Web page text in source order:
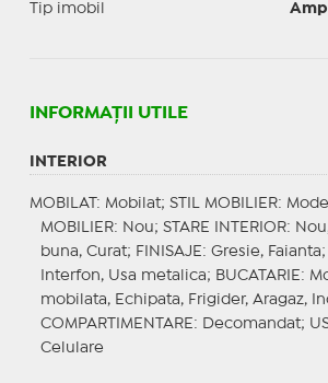
Tip imobil
INFORMAŢII UTILE
INTERIOR
MOBILAT : Mobilat; STIL MOBILIER:
MOBILIER: Nou; STARE INTERIOR:
buna, Curat; FINISAJE : Gresie, Faianta;
Interfon, Usa metalica; BUCATARIE :
mobilata, Echipata, Frigider, Aragaz,
COMPARTIMENTARE : Decomandat;
Celulare